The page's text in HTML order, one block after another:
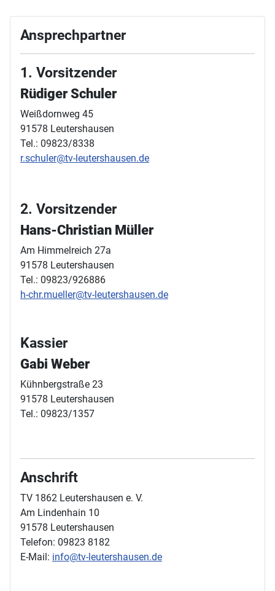
Ansprechpartner
1. Vorsitzender
Rüdiger Schuler
Weißdornweg 45
91578 Leutershausen
Tel.: 09823/8338
r.schuler@tv-leutershausen.de
2. Vorsitzender
Hans-Christian Müller
Am Himmelreich 27a
91578 Leutershausen
Tel.: 09823/926886
h-chr.mueller@tv-leutershausen.de
Kassier
Gabi Weber
Kühnbergstraße 23
91578 Leutershausen
Tel.: 09823/1357
Anschrift
TV 1862 Leutershausen e. V.
Am Lindenhain 10
91578 Leutershausen
Telefon: 09823 8182
E-Mail: info@tv-leutershausen.de